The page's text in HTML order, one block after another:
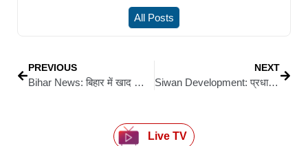
All Posts
PREVIOUS
Bihar News: बिहार में खाद की कालाबाजारी पर अब सख्त कार्रवाई; नेपाल बॉर्डर तक होगी खाद माफिया पर सख्ती, हर हफ्ते रिपोर्ट देनी होगी
NEXT
Siwan Development: प्रधानमंत्री-रेल मंत्री के नेतृत्व में साकार हो रहा जन-अपेक्षाओं का सपना: मंगल पांडेय
Live TV